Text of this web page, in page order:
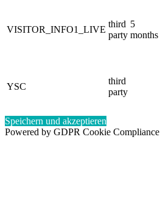
VISITOR_INFO1_LIVE
third
party
5
months
YSC
third
party
Speichern und akzeptieren
Powered by GDPR Cookie Compliance